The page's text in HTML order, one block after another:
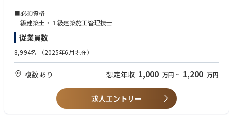
■必須資格
一級建築士・１級建築施工管理技士
従業員数
8,994名 （2025年6月現在）
複数あり 想定年収 1,000 万円 ~ 1,200 万円
求人エントリー